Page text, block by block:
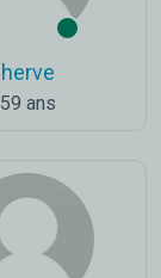
herve
59 ans